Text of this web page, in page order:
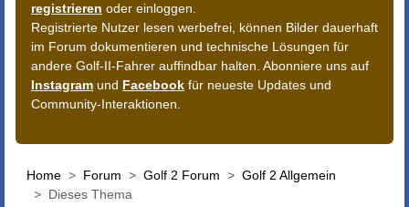
registrieren oder einloggen.
Registrierte Nutzer lesen werbefrei, können Bilder dauerhaft
im Forum dokumentieren und technische Lösungen für
andere Golf-II-Fahrer auffindbar halten. Abonniere uns auf
Instagram und Facebook für neueste Updates und
Community-Interaktionen.
Home Forum Golf 2 Forum
Golf 2 Allgemein
Dieses Thema